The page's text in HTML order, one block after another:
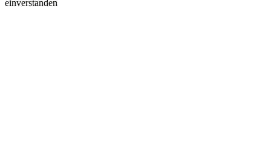
einverstanden